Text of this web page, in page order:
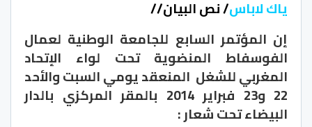
ياك لاباس/ نص البيان//
إن المؤتمر السابع للجامعة الوطنية لعمال
الفوسفاط المنضوية تحت لواء الإتحاد
المغربي للشغل المنعقد يومي السبت والأحد
22 و23 فبراير 2014 بالمقر المركزي بالدار
البيضاء تحت شعار :